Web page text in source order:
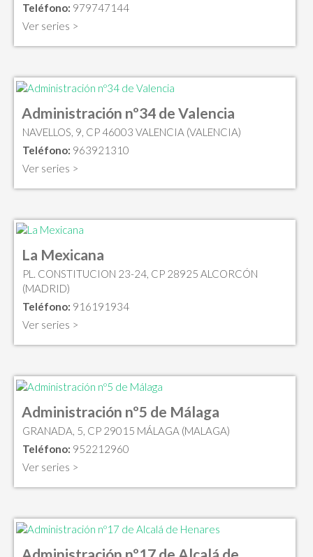
Teléfono: 979747144
Ver series >
Administración nº34 de Valencia
NAVELLOS, 9, CP 46003 VALENCIA (VALENCIA)
Teléfono: 963921310
Ver series >
La Mexicana
PL. CONSTITUCION 23-24, CP 28925 ALCORCÓN
(MADRID)
Teléfono: 916191934
Ver series >
Administración nº5 de Málaga
GRANADA, 5, CP 29015 MÁLAGA (MALAGA)
Teléfono: 952212960
Ver series >